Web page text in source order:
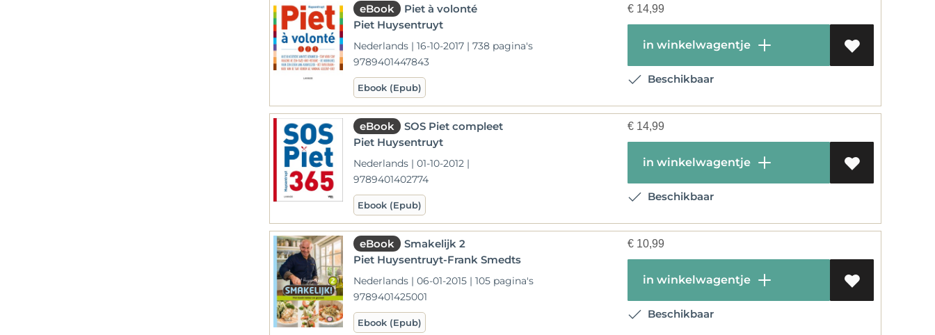
eBook
Piet à volonté
Piet Huysentruyt
Nederlands | 16-10-2017 | 738 pagina's
9789401447843
Ebook (Epub)
€ 14,99
in winkelwagentje
Beschikbaar
eBook
SOS Piet compleet
Piet Huysentruyt
Nederlands | 01-10-2012 |
9789401402774
Ebook (Epub)
€ 14,99
in winkelwagentje
Beschikbaar
eBook
Smakelijk 2
Piet Huysentruyt-Frank Smedts
Nederlands | 06-01-2015 | 105 pagina's
9789401425001
Ebook (Epub)
€ 10,99
in winkelwagentje
Beschikbaar